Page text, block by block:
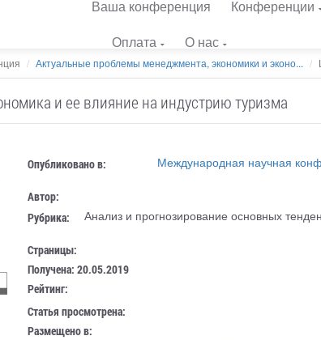
Ваша конференция Конференции
Оплата
О нас
Актуальные проблемы менеджмента, экономики и эконо...
и ее влияние на индустрию туризма
Опубликовано в:
Международная научная
Автор:
Рубрика:
Анализ и прогнозирование основных
Страницы:
Получена: 20.05.2019
Рейтинг:
Статья просмотрена:
Размещено в: